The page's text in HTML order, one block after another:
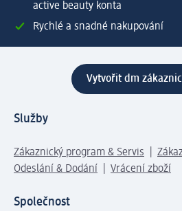
active beauty konta
Rychlé a snadné nakupování
Vytvořit dm
Služby
Zákaznický program & Servis
Odeslání & Dodání
Vrácení zboží
Společnost